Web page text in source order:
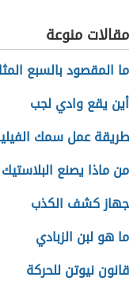
مقالات منوعة
ما المقصود بالسبع
أين يقع وادي لجب
طريقة عمل سمك
من ماذا يصنع البلاستيك
جهاز كشف الكذب
ما هو لبن الزبادي
قانون نيوتن للحركة